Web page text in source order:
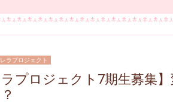
ラプロジェクト
ラプロジェクト7期生募集